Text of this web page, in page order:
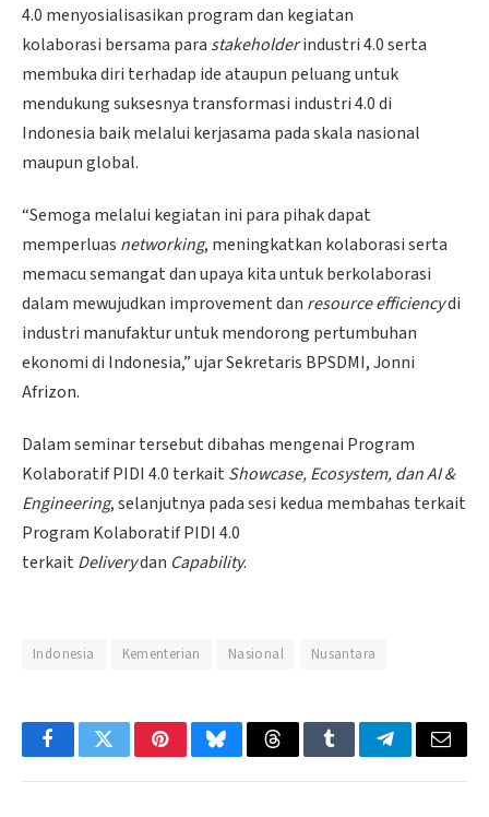
4.0 menyosialisasikan program dan kegiatan
kolaborasi bersama para stakeholderindustri 4.0 serta
membuka diri terhadap ide ataupun peluang untuk
mendukung suksesnya transformasi industri 4.0 di
Indonesia baik melalui kerjasama pada skala nasional
maupun global.
“Semoga melalui kegiatan ini para pihak dapat
memperluas networking, meningkatkan kolaborasi serta
memacu semangat dan upaya kita untuk berkolaborasi
dalam mewujudkan improvement dan resource efficiencydi
industri manufaktur untuk mendorong pertumbuhan
ekonomi di Indonesia,” ujar Sekretaris BPSDMI, Jonni
Afrizon.
Dalam seminar tersebut dibahas mengenai Program
Kolaboratif PIDI 4.0 terkait Showcase, Ecosystem, dan AI &
Engineering,selanjutnya pada sesi kedua membahas terkait
Program Kolaboratif PIDI 4.0
terkait Deliverydan Capability.
Indonesia Kementerian Nasional Nusantara
FacebookTwitterPinterestBlueskyThreadsTumblrTelegramEmail